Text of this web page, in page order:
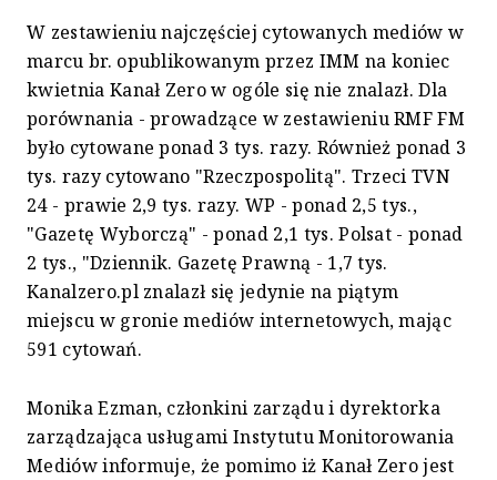
W zestawieniu najczęściej cytowanych mediów w
marcu br. opublikowanym przez IMM na koniec
kwietnia Kanał Zero w ogóle się nie znalazł. Dla
porównania - prowadzące w zestawieniu RMF FM
było cytowane ponad 3 tys. razy. Również ponad 3
tys. razy cytowano "Rzeczpospolitą". Trzeci TVN
24 - prawie 2,9 tys. razy. WP - ponad 2,5 tys.,
"Gazetę Wyborczą" - ponad 2,1 tys. Polsat - ponad
2 tys., "Dziennik. Gazetę Prawną - 1,7 tys.
Kanalzero.pl znalazł się jedynie na piątym
miejscu w gronie mediów internetowych, mając
591 cytowań.
Monika Ezman, członkini zarządu i dyrektorka
zarządzająca usługami Instytutu Monitorowania
Mediów informuje, że pomimo iż Kanał Zero jest